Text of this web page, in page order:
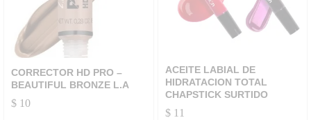
CORRECTOR HD PRO –
BEAUTIFUL BRONZE L.A
$ 10
ACEITE LABIAL DE
HIDRATACION TOTAL
CHAPSTICK SURTIDO
$11